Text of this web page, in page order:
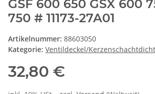
GSF 600 650 GSX 600
750 # 11173-27A01
Artikelnummer: 88603050
Kategorie: Ventildeckel/
32,80 €